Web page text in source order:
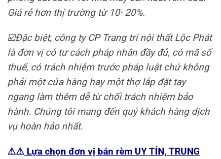
Giá rẻ hơn thị trường từ 10- 20%.
☑️Đặc biệt, công ty CP Trang trí nội thất Lộc Phát
là đơn vị có tư cách pháp nhân đầy đủ, có mã số
thuế, có trách nhiệm trước pháp luật chứ không
phải một cửa hàng hay một thợ lắp đặt tay
ngang làm thêm dễ từ chối trách nhiệm bảo
hành. Chúng tôi mang đến quý khách hàng dịch
vụ hoàn hảo nhất.
⚠⚠ Lựa chọn đơn vị bán rèm UY TÍN, TRUNG